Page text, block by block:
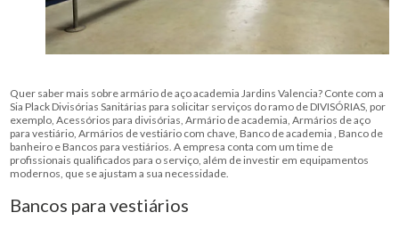
Quer saber mais sobre armário de aço academia Jardins Valencia? Conte com a
Sia Plack Divisórias Sanitárias para solicitar serviços do ramo de DIVISÓRIAS, por
exemplo, Acessórios para divisórias, Armário de academia, Armários de aço
para vestiário, Armários de vestiário com chave, Banco de academia , Banco de
banheiro e Bancos para vestiários. A empresa conta com um time de
profissionais qualificados para o serviço, além de investir em equipamentos
modernos, que se ajustam a sua necessidade.
Bancos para vestiários